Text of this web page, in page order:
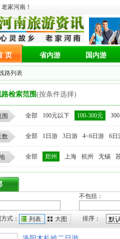
家河南！
页 省内游 国内游
路列表
检索范围(按条件选择)
围 全部 100元以下 100-300元
数 全部 1日游
3日游
4~6日游 6日
全部 郑州 上海 杭州 无锡
不包括：
式： 列表 大图 排序：